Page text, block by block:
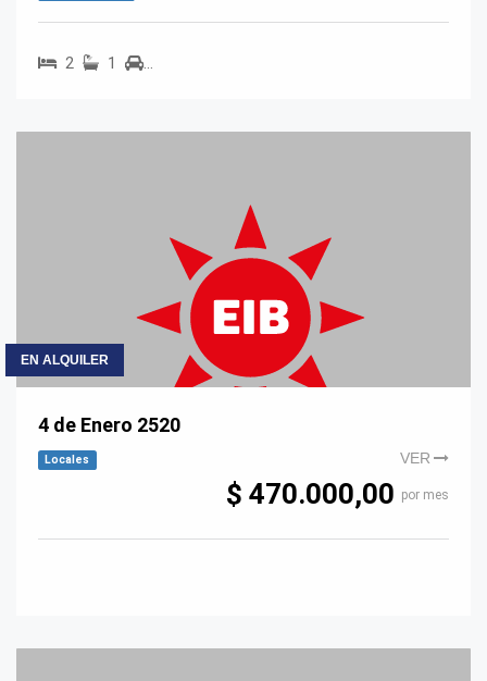
2 1 …
EN ALQUILER
4 de Enero 2520
Locales VER
$ 470.000,00 por mes